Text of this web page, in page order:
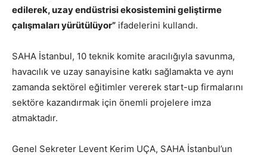
edilerek, uzay endüstrisi ekosistemini geliştirme
çalışmaları yürütülüyor” ifadelerini kullandı.
SAHA İstanbul, 10 teknik komite aracılığıyla savunma,
havacılık ve uzay sanayisine katkı sağlamakta ve aynı
zamanda sektörel eğitimler vererek start-up firmalarını
sektöre kazandırmak için önemli projelere imza
atmaktadır.
Genel Sekreter Levent Kerim UÇA, SAHA İstanbul’un